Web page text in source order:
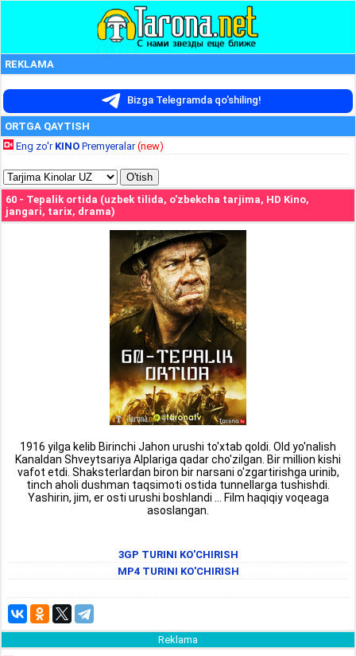
REKLAMA
Bizga Telegramda qo'shiling!
ORTGA QAYTISH
Eng zo'r KINO Premyeralar(new)
60 - Tepalik ortida (uzbek tilida, o'zbekcha tarjima, HD Kino,
jangari, tarix, drama)
1916 yilga kelib Birinchi Jahon urushi to'xtab qoldi. Old yo'nalish
Kanaldan Shveytsariya Alplariga qadar cho'zilgan. Bir million kishi
vafot etdi. Shaksterlardan biron bir narsani o'zgartirishga urinib,
tinch aholi dushman taqsimoti ostida tunnellarga tushishdi.
Yashirin, jim, er osti urushi boshlandi ... Film haqiqiy voqeaga
asoslangan.
3GP TURINI KO'CHIRISH
MP4 TURINI KO'CHIRISH
Reklama